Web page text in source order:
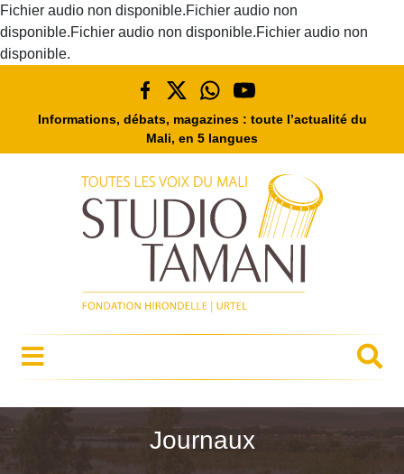
Fichier audio non disponible.Fichier audio non
disponible.Fichier audio non disponible.Fichier audio non
disponible.
Informations, débats, magazines : toute l’actualité du
Mali, en 5 langues
Journaux